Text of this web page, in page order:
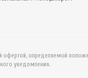
офертой, определяемой
уведомления.